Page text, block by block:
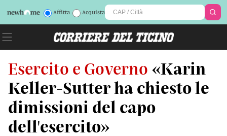
Affitta Acquista
Esercito e Governo «Karin
Keller-Sutter ha chiesto le
dimissioni del capo
dell'esercito»